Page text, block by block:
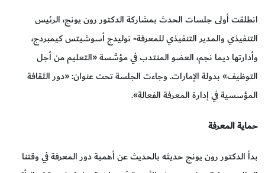
انطلقت أولى جلسات الحدث بمشاركة الدكتور رون يونج، الرئيس
التنفيذي والمدير التنفيذي للمعرفة- نوليدج أسوشيتس كيمبردج،
وأدارتها ديما نجم، العضو المنتدب في مؤسَّسة «التعليم من أجل
التوظيف» بدولة اﻹمارات. وجاءت الجلسة تحت عنوان: «دور الثقافة
المؤسسية في إدارة المعرفة الفعالة».
حماية المعرفة
بدأ الدكتور رون يونج حديثه بالحديث عن أهمية دور المعرفة في وقتنا